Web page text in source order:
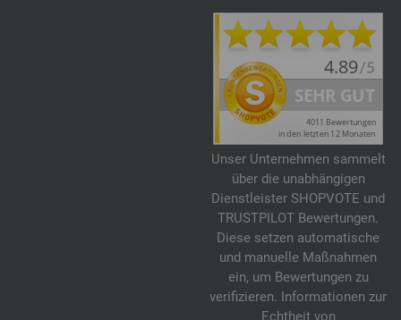
Unser Unternehmen sammelt
über die unabhängigen
Dienstleister SHOPVOTE und
TRUSTPILOT Bewertungen.
Diese setzen automatische
und manuelle Maßnahmen
ein, um Bewertungen zu
verifizieren. Informationen zur
Echtheit von